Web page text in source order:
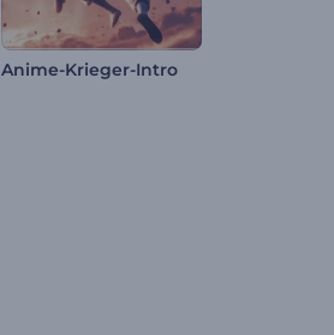
Anime-Krieger-Intro